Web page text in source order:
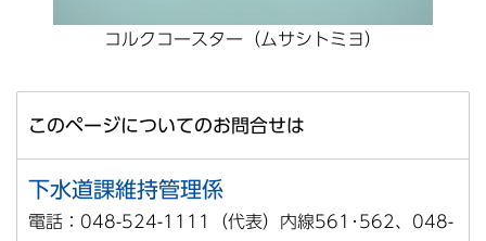
コルクコースター（ムサシトミヨ）
このページについてのお問合せは
下水道課維持管理係
電話：048-524-1111（代表）内線561･562、048-